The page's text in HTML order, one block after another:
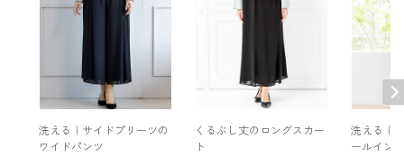
表地：ポリエステル100％（ジョーゼット）
裏地：ポリエステル100％
その他
洗濯方法：クリーニング
※モデル着用：
ブラウス /
1406532-02
イヤリング /
5552454-91
洗える｜サイドプリーツの
ワイドパンツ
くるぶし丈のロングスカー
ト
洗える｜
ールイン